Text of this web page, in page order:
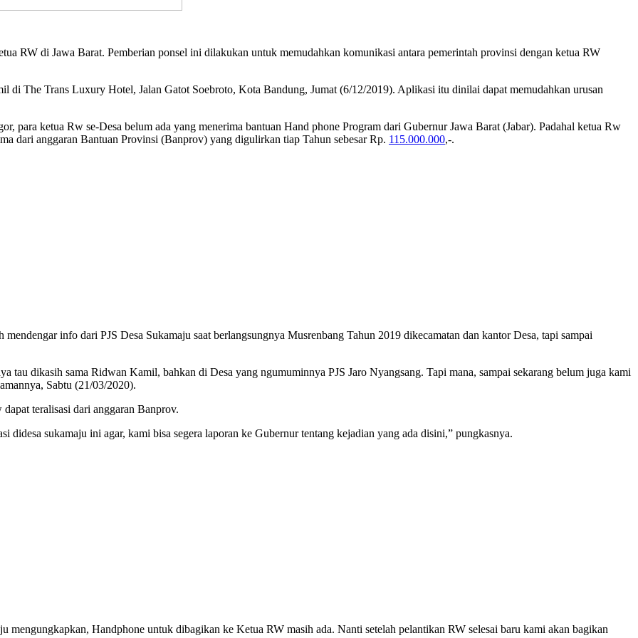
RW di Jawa Barat. Pemberian ponsel ini dilakukan untuk memudahkan komunikasi antara pemerintah provinsi dengan ketua RW
di The Trans Luxury Hotel, Jalan Gatot Soebroto, Kota Bandung, Jumat (6/12/2019). Aplikasi itu dinilai dapat memudahkan urusan
para ketua Rw se-Desa belum ada yang menerima bantuan Hand phone Program dari Gubernur Jawa Barat (Jabar). Padahal ketua Rw
dari anggaran Bantuan Provinsi (Banprov) yang digulirkan tiap Tahun sebesar Rp. 115.000.000,-.
info dari PJS Desa Sukamaju saat berlangsungnya Musrenbang Tahun 2019 dikecamatan dan kantor Desa, tapi sampai
tau dikasih sama Ridwan Kamil, bahkan di Desa yang ngumuminnya PJS Jaro Nyangsang. Tapi mana, sampai sekarang belum juga kami
Sabtu (21/03/2020).
teralisasi dari anggaran Banprov.
didesa sukamaju ini agar, kami bisa segera laporan ke Gubernur tentang kejadian yang ada disini,” pungkasnya.
Handphone untuk dibagikan ke Ketua RW masih ada. Nanti setelah pelantikan RW selesai baru kami akan bagikan